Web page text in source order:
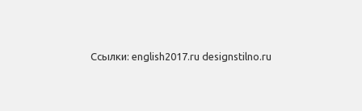
Ссылки: english2017.ru designstilno.ru